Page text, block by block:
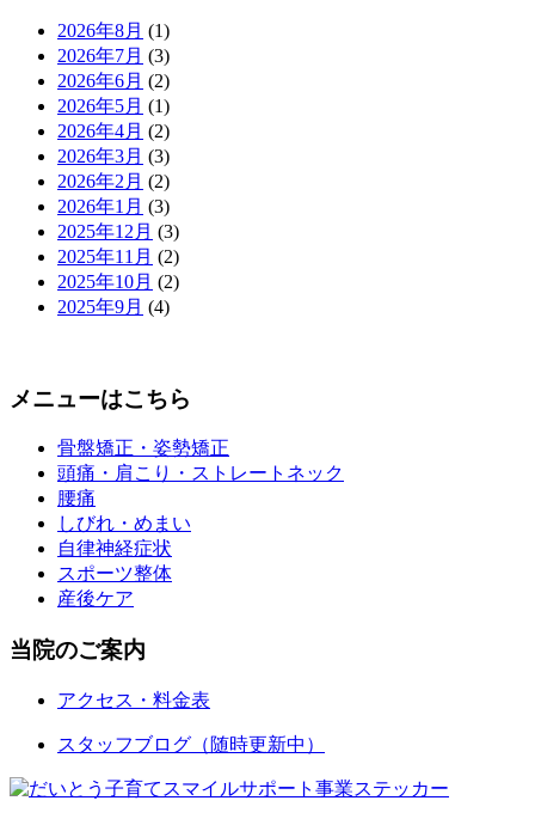
2026年8月 (1)
2026年7月 (3)
2026年6月 (2)
2026年5月 (1)
2026年4月 (2)
2026年3月 (3)
2026年2月 (2)
2026年1月 (3)
2025年12月 (3)
2025年11月 (2)
2025年10月 (2)
2025年9月 (4)
メニューはこちら
骨盤矯正・姿勢矯正
頭痛・肩こり・ストレートネック
腰痛
しびれ・めまい
自律神経症状
スポーツ整体
産後ケア
当院のご案内
アクセス・料金表
スタッフブログ（随時更新中）